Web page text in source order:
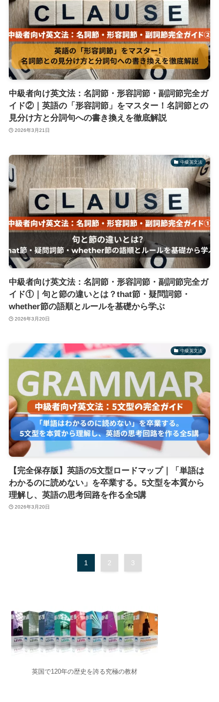
中級者向け英文法：名詞節・形容詞節・副詞節完全ガ
イド②｜英語の「形容詞節」をマスター！名詞節との
見分け方と分詞句への書き換えを徹底解説
2026年3月21日
中級英文法
中級者向け英文法：名詞節・形容詞節・副詞節完全ガ
イド①｜句と節の違いとは？that節・疑問詞節・
whether節の語順とルールを基礎から学ぶ
2026年3月20日
中級英文法
【完全保存版】英語の5文型ロードマップ｜「単語は
わかるのに読めない」を卒業する。5文型を本質から
理解し、英語の思考回路を作る全5講
2026年3月20日
1 2 3
英国で120年の歴史を誇る究極の教材